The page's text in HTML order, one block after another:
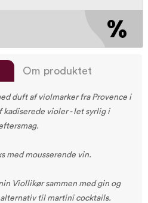
Om produktet
duft af violmarker fra Provence i
kadiserede violer - let syrlig i
med mousserende vin.
Viollikør sammen med gin og
til martini cocktails.